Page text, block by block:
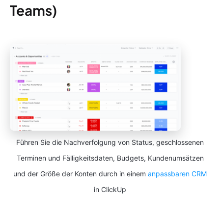
Teams)
Führen Sie die Nachverfolgung von Status, geschlossenen
Terminen und Fälligkeitsdaten, Budgets, Kundenumsätzen
und der Größe der Konten durch in einem anpassbaren CRM
in ClickUp